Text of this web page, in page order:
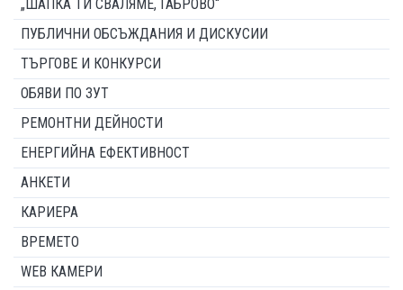
„ШАПКА ТИ СВАЛЯМЕ, ГАБРОВО“
ПУБЛИЧНИ ОБСЪЖДАНИЯ И ДИСКУСИИ
ТЪРГОВЕ И КОНКУРСИ
ОБЯВИ ПО ЗУТ
РЕМОНТНИ ДЕЙНОСТИ
ЕНЕРГИЙНА ЕФЕКТИВНОСТ
АНКЕТИ
КАРИЕРА
ВРЕМЕТО
WEB КАМЕРИ